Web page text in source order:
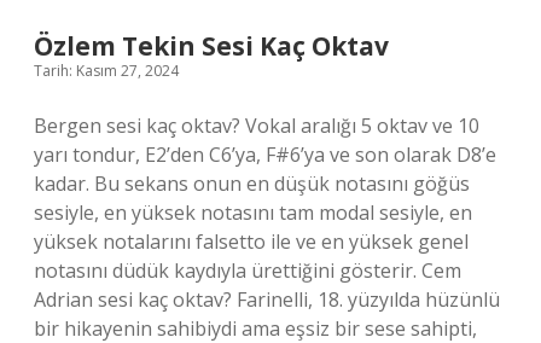
Özlem Tekin Sesi Kaç Oktav
Tarih: Kasım 27, 2024
Bergen sesi kaç oktav? Vokal aralığı 5 oktav ve 10
yarı tondur, E2’den C6’ya, F#6’ya ve son olarak D8’e
kadar. Bu sekans onun en düşük notasını göğüs
sesiyle, en yüksek notasını tam modal sesiyle, en
yüksek notalarını falsetto ile ve en yüksek genel
notasını düdük kaydıyla ürettiğini gösterir. Cem
Adrian sesi kaç oktav? Farinelli, 18. yüzyılda hüzünlü
bir hikayenin sahibiydi ama eşsiz bir sese sahipti,